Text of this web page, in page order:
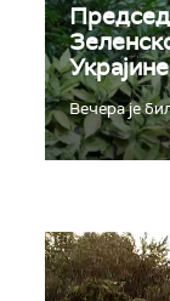
Украјине
Вечера је